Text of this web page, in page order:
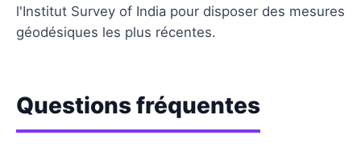
l'Institut Survey of India pour disposer des mesures
géodésiques les plus récentes.
Questions fréquentes